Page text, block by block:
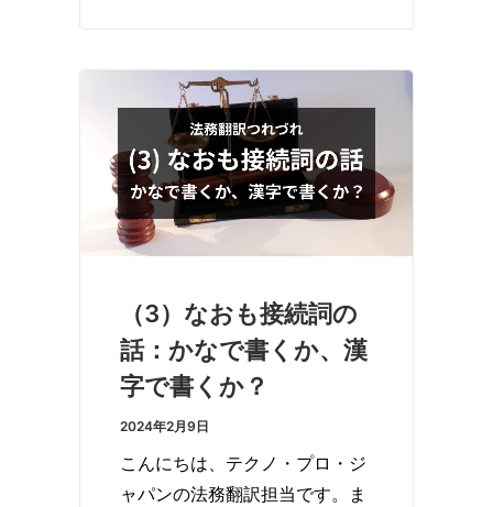
（3）なおも接続詞の
話：かなで書くか、漢
字で書くか？
2024年2月9日
こんにちは、テクノ・プロ・ジ
ャパンの法務翻訳担当です。ま